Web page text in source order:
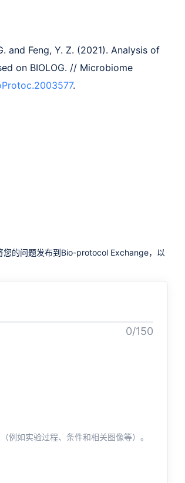
and Feng, Y. Z. (2021). Analysis of
on BIOLOG. // Microbiome
.
您的问题发布到Bio-protocol Exchange，以
0/150
例如实验过程、条件和相关图像等）。